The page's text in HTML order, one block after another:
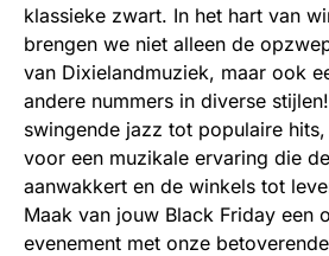
klassieke zwart. In het hart van
brengen we niet alleen de
van Dixielandmuziek, maar ook
andere nummers in diverse
swingende jazz tot populaire
voor een muzikale ervaring die
aanwakkert en de winkels tot
Maak van jouw Black Friday een
evenement met onze